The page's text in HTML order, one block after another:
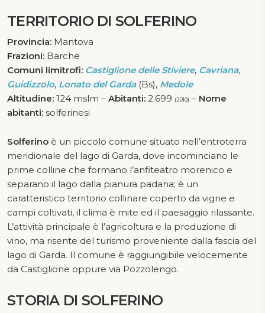
TERRITORIO DI SOLFERINO
Provincia: Mantova
Frazioni: Barche
Comuni limitrofi: Castiglione delle Stiviere, Cavriana,
Guidizzolo, Lonato del Garda(Bs), Medole
Altitudine: 124 mslm – Abitanti: 2.699 (2010) – Nome
abitanti: solferinesi
Solferino è un piccolo comune situato nell’entroterra
meridionale del lago di Garda, dove incominciano le
prime colline che formano l’anfiteatro morenico e
separano il lago dalla pianura padana; è un
caratteristico territorio collinare coperto da vigne e
campi coltivati, il clima è mite ed il paesaggio rilassante.
L’attività principale è l’agricoltura e la produzione di
vino, ma risente del turismo proveniente dalla fascia del
lago di Garda. Il comune è raggiungibile velocemente
da Castiglione oppure via Pozzolengo.
STORIA DI SOLFERINO